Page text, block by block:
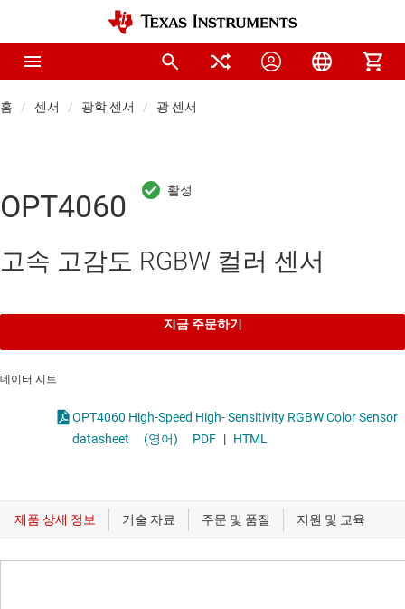
홈 센서 광학 센서 광 센서
OPT4060
고속 고감도 RGBW 컬러 센서
지금 주문하기
데이터 시트
OPT4060 High-Speed High- Sensitivity RGBW Color Sensor
datasheet
(영어) PDF | HTML